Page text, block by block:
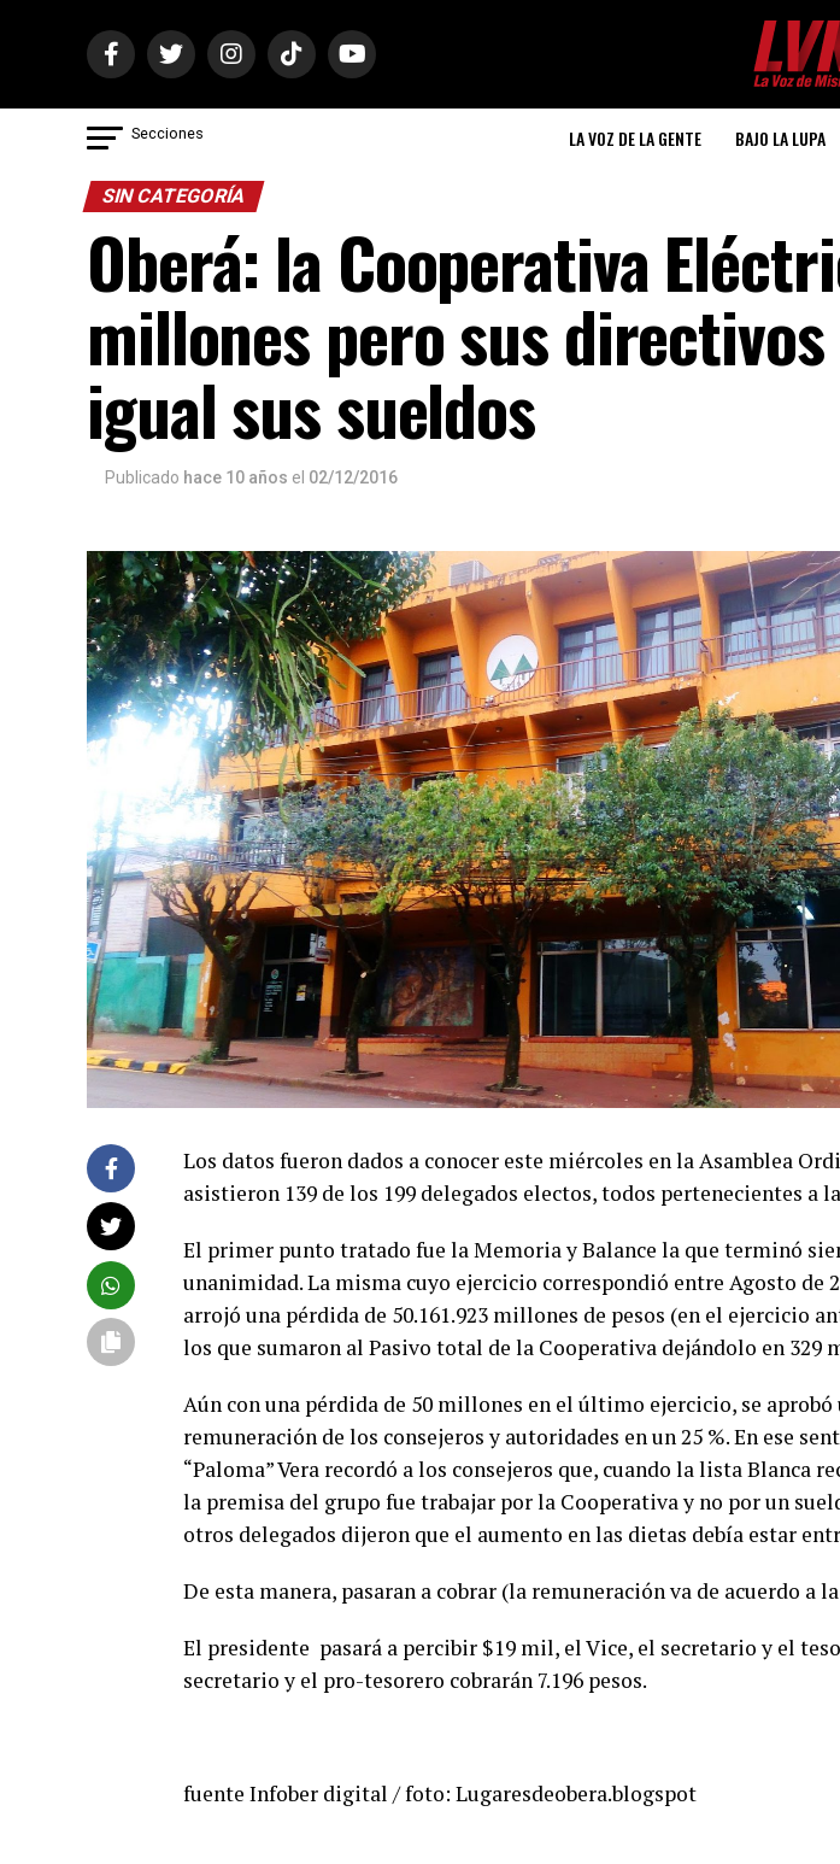
Secciones LA VOZ DE LA GENTE BAJO LA LUPA
SIN CATEGORÍA
Oberá: la Cooperativa
millones pero sus
igual sus sueldos
Publicado hace 10 años el 02/12/2016
Los datos fueron dados a conocer este miércoles en la Asamblea
asistieron 139 de los 199 delegados electos, todos pertenecientes a
El primer punto tratado fue la Memoria y Balance la que terminó
unanimidad. La misma cuyo ejercicio correspondió entre Agosto de
arrojó una pérdida de 50.161.923 millones de pesos (en el ejercicio
los que sumaron al Pasivo total de la Cooperativa dejándolo en 329
Aún con una pérdida de 50 millones en el último ejercicio, se
remuneración de los consejeros y autoridades en un 25 %. En ese
“Paloma” Vera recordó a los consejeros que, cuando la lista Blanca
la premisa del grupo fue trabajar por la Cooperativa y no por un
otros delegados dijeron que el aumento en las dietas debía estar
De esta manera, pasaran a cobrar (la remuneración va de acuerdo a
El presidente pasará a percibir $19 mil, el Vice, el secretario y el
secretario y el pro-tesorero cobrarán 7.196 pesos.
fuente Infober digital / foto: Lugaresdeobera.blogspot